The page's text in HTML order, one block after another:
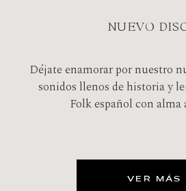
NUEVO
Déjate enamorar por nuestro
sonidos llenos de historia y
Folk español con alma
VER MÁS